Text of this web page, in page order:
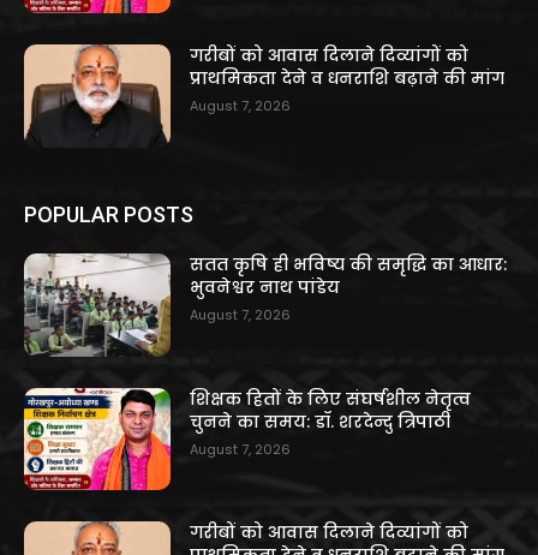
गरीबों को आवास दिलाने दिव्यांगों को
प्राथमिकता देने व धनराशि बढ़ाने की मांग
August 7, 2026
POPULAR POSTS
सतत कृषि ही भविष्य की समृद्धि का आधार:
भुवनेश्वर नाथ पांडेय
August 7, 2026
शिक्षक हितों के लिए संघर्षशील नेतृत्व
चुनने का समय: डॉ. शरदेन्दु त्रिपाठी
August 7, 2026
गरीबों को आवास दिलाने दिव्यांगों को